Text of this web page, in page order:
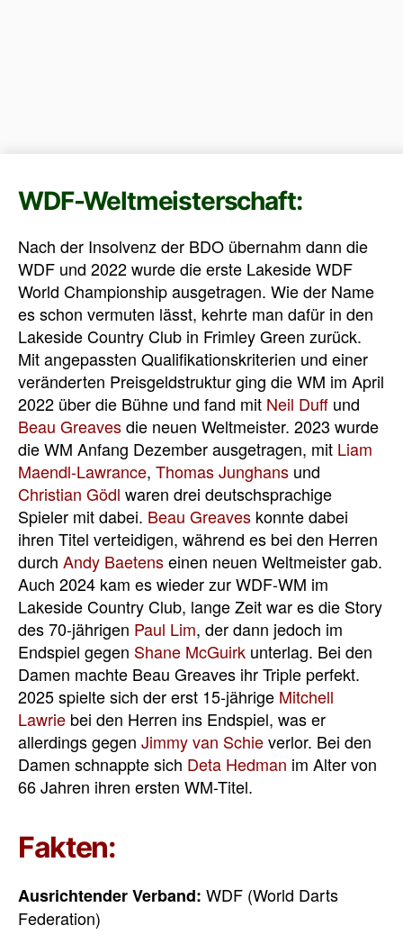
WDF-Weltmeisterschaft:
Nach der Insolvenz der BDO übernahm dann die
WDF und 2022 wurde die erste Lakeside WDF
World Championship ausgetragen. Wie der Name
es schon vermuten lässt, kehrte man dafür in den
Lakeside Country Club in Frimley Green zurück.
Mit angepassten Qualifikationskriterien und einer
veränderten Preisgeldstruktur ging die WM im April
2022 über die Bühne und fand mit Neil Duff und
Beau Greavesdie neuen Weltmeister. 2023 wurde
die WM Anfang Dezember ausgetragen, mit Liam
Maendl-Lawrance, Thomas Junghans und
Christian Gödl waren drei deutschsprachige
Spieler mit dabei. Beau Greaves konnte dabei
ihren Titel verteidigen, während es bei den Herren
durch Andy Baetenseinen neuen Weltmeister gab.
Auch 2024 kam es wieder zur WDF-WM im
Lakeside Country Club, lange Zeit war es die Story
des 70-jährigen Paul Lim, der dann jedoch im
Endspiel gegen Shane McGuirk unterlag. Bei den
Damen machte Beau Greaves ihr Triple perfekt.
2025 spielte sich der erst 15-jährige Mitchell
Lawrie bei den Herren ins Endspiel, was er
allerdings gegen Jimmy van Schieverlor. Bei den
Damen schnappte sich Deta Hedman im Alter von
66 Jahren ihren ersten WM-Titel.
Fakten:
Ausrichtender Verband: WDF (World Darts
Federation)